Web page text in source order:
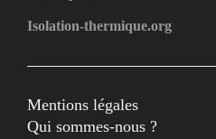
Isolation-thermique.org
Mentions légales
Qui sommes-nous ?